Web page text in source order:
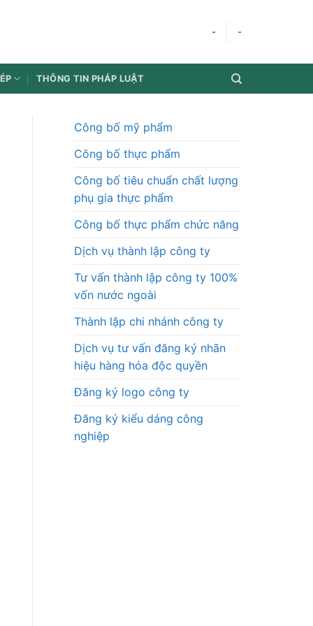
- -
THÔNG TIN PHÁP LUẬT
Công bố mỹ phẩm
Công bố thực phẩm
Công bố tiêu chuẩn chất lượng
phụ gia thực phẩm
Công bố thực phẩm chức năng
Dịch vụ thành lập công ty
Tư vấn thành lập công ty 100%
vốn nước ngoài
Thành lập chi nhánh công ty
Dịch vụ tư vấn đăng ký nhãn
hiệu hàng hóa độc quyền
Đăng ký logo công ty
Đăng ký kiểu dáng công
nghiệp